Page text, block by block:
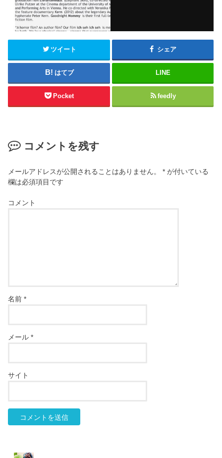
ツイート シェア
はてブ LINE
Pocket feedly
コメントを残す
メールアドレスが公開されることはありません。 * が付いている
欄は必須項目です
コメント
名前*
メール*
サイト